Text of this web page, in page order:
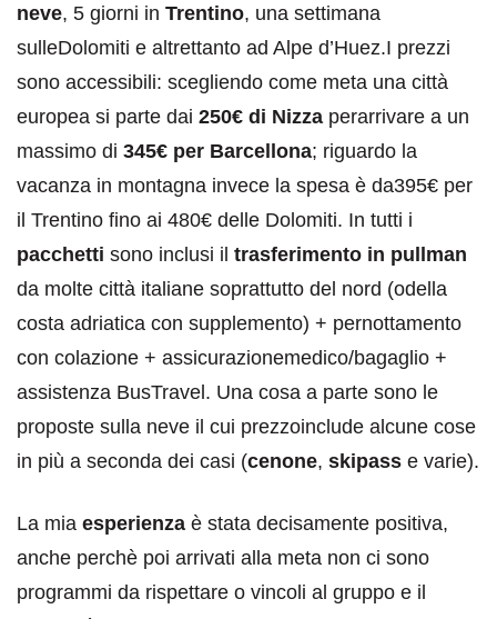
neve, 5 giorni in Trentino, una settimana
sulleDolomiti e altrettanto ad Alpe d’Huez.I prezzi
sono accessibili: scegliendo come meta una città
europea si parte dai 250€ di Nizza perarrivare a un
massimo di 345€ per Barcellona; riguardo la
vacanza in montagna invece la spesa è da395€ per
il Trentino fino ai 480€ delle Dolomiti. In tutti i
pacchetti sono inclusi il trasferimento in pullman
da molte città italiane soprattutto del nord (odella
costa adriatica con supplemento) + pernottamento
con colazione + assicurazionemedico/bagaglio +
assistenza BusTravel. Una cosa a parte sono le
proposte sulla neve il cui prezzoinclude alcune cose
in più a seconda dei casi (cenone, skipass e varie).
La mia esperienza è stata decisamente positiva,
anche perchè poi arrivati alla meta non ci sono
programmi da rispettare o vincoli al gruppo e il